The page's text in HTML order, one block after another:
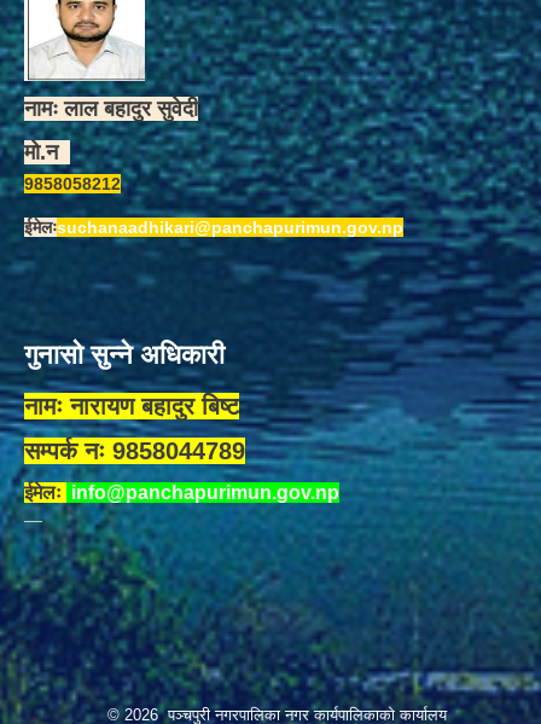
नामः लाल बहादुर सुवेदी
मो.न
9858058212
ईमेलःsuchanaadhikari@panchapurimun.gov.np
गुनासो सुन्ने अधिकारी
नामः नारायण बहादुर बिष्ट
सम्पर्क नः 9858044789
ईमेलः info@panchapurimun.gov.np
© 2026 पञ्चपुरी नगरपालिका नगर कार्यपालिकाको कार्यालय